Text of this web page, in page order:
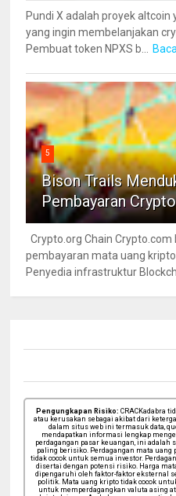
Pundi X adalah proyek
yang ingin membelanjakan
Pembuat token NPXS b...
5
Bison Trails
Pembayaran
Crypto.org Chain
pembayaran mata uang
Penyedia infrastruktur
Pengungkapan Risiko: CRACKadabra
atau kerusakan sebagai akibat dari
dalam situs web ini termasuk data,
mendapatkan informasi lengkap
perdagangan pasar keuangan, ini
paling berisiko. Perdagangan mata
tidak cocok untuk semua investor.
disertai dengan potensi risiko. Harga
dipengaruhi oleh faktor-faktor eksternal
politik. Mata uang kripto tidak cocok
untuk memperdagangkan valuta asing